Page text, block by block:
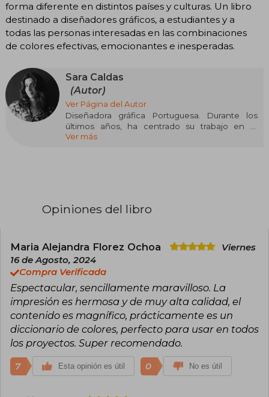
forma diferente en distintos países y culturas. Un libro
destinado a diseñadores gráficos, a estudiantes y a
todas las personas interesadas en las combinaciones
de colores efectivas, emocionantes e inesperadas.
Sara Caldas
(Autor)
Ver Página del Autor
Diseñadora gráfica Portuguesa. Durante los
últimos años, ha centrado su trabajo en el
diseño digital, creando plataformas digitales
con una sola pieza gráfica.
Ver más
Opiniones del libro
Maria Alejandra Florez Ochoa
Viernes
16 de Agosto, 2024
Compra Verificada
Espectacular, sencillamente maravilloso. La
impresión es hermosa y de muy alta calidad, el
contenido es magnífico, prácticamente es un
diccionario de colores, perfecto para usar en todos
los proyectos. Super recomendado.
7 Esta opinión es útil 0 No es útil